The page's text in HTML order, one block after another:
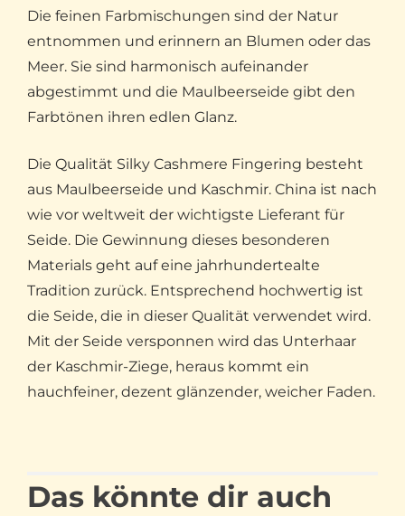
Die feinen Farbmischungen sind der Natur
entnommen und erinnern an Blumen oder das
Meer. Sie sind harmonisch aufeinander
abgestimmt und die Maulbeerseide gibt den
Farbtönen ihren edlen Glanz.
Die Qualität Silky Cashmere Fingering besteht
aus Maulbeerseide und Kaschmir. China ist nach
wie vor weltweit der wichtigste Lieferant für
Seide. Die Gewinnung dieses besonderen
Materials geht auf eine jahrhundertealte
Tradition zurück. Entsprechend hochwertig ist
die Seide, die in dieser Qualität verwendet wird.
Mit der Seide versponnen wird das Unterhaar
der Kaschmir-Ziege, heraus kommt ein
hauchfeiner, dezent glänzender, weicher Faden.
Das könnte dir auch